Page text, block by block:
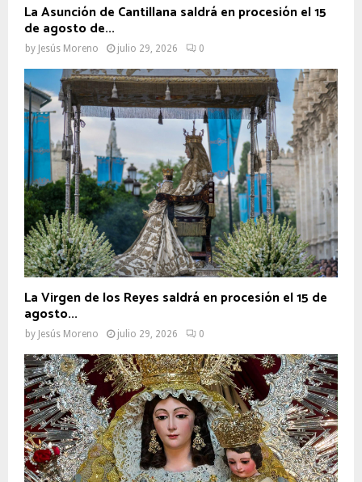
La Asunción de Cantillana saldrá en procesión el 15
de agosto de...
by Jesús Moreno julio 29, 2026 0
La Virgen de los Reyes saldrá en procesión el 15 de
agosto...
by Jesús Moreno julio 29, 2026 0